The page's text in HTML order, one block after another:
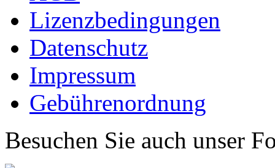
Lizenzbedingungen
Datenschutz
Impressum
Gebührenordnung
Besuchen Sie auch unser